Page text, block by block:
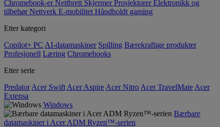
Chromebook-erNettbrett SkjermerProsjektorerElektronikk og
tilbehørNettverk E-mobilitet Håndholdt gaming
Etter kategori
Copilot+ PC AI-datamaskiner Spilling Bærekraftige produkter
Profesjonell Læring Chromebooks
Etter serie
Predator Acer Swift Acer Aspire Acer Nitro Acer TravelMate Acer
Extensa
Windows
Bærbare
datamaskiner i Acer ADM Ryzen™-serien